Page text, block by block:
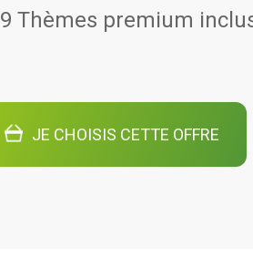
9 Thèmes premium